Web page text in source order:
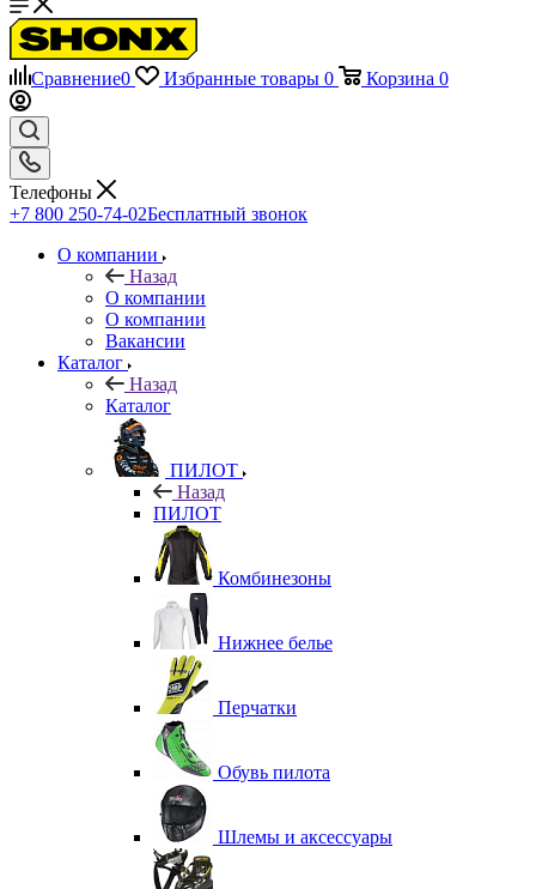
Сравнение0 Избранные товары 0 Корзина 0
Телефоны
+7 800 250-74-02Бесплатный звонок
О компании
Назад
О компании
О компании
Вакансии
Каталог
Назад
Каталог
ПИЛОТ
Назад
ПИЛОТ
Комбинезоны
Нижнее белье
Перчатки
Обувь пилота
Шлемы и аксессуары